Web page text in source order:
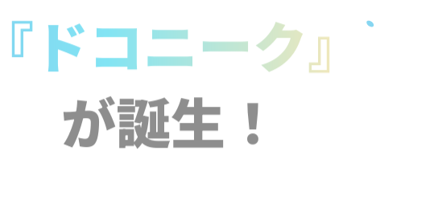
ドコニーク』
が誕生！